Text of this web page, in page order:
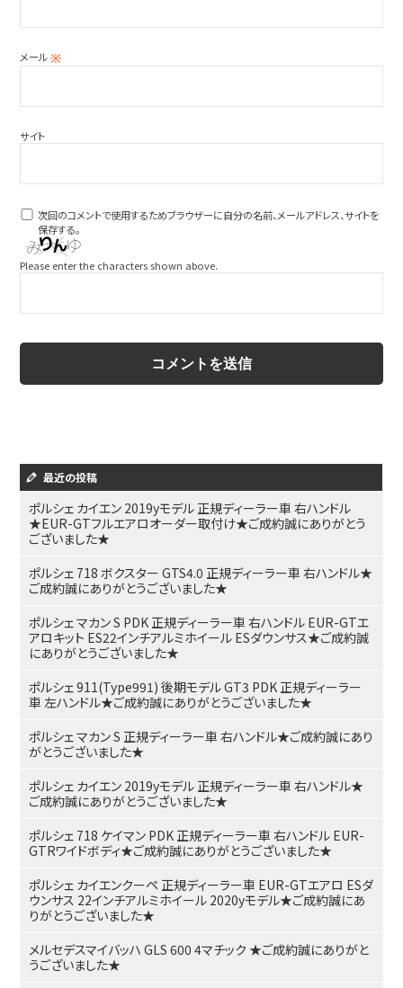
メール※
サイト
次回のコメントで使用するためブラウザーに自分の名前、メールアドレス、サイトを
保存する。
Please enter the characters shown above.
最近の投稿
ポルシェ カイエン 2019yモデル 正規ディーラー車 右ハンドル
★EUR-GTフルエアロオーダー取付け★ご成約誠にありがとう
ございました★
ポルシェ 718 ボクスター GTS4.0 正規ディーラー車 右ハンドル★
ご成約誠にありがとうございました★
ポルシェ マカン S PDK 正規ディーラー車 右ハンドル EUR-GTエ
アロキット ES22インチアルミホイール ESダウンサス★ご成約誠
にありがとうございました★
ポルシェ 911(Type991) 後期モデル GT3 PDK 正規ディーラー
車 左ハンドル★ご成約誠にありがとうございました★
ポルシェ マカン S 正規ディーラー車 右ハンドル★ご成約誠にあり
がとうございました★
ポルシェ カイエン 2019yモデル 正規ディーラー車 右ハンドル★
ご成約誠にありがとうございました★
ポルシェ 718 ケイマン PDK 正規ディーラー車 右ハンドル EUR-
GTRワイドボディ★ご成約誠にありがとうございました★
ポルシェ カイエンクーペ 正規ディーラー車 EUR-GTエアロ ESダ
ウンサス 22インチアルミホイール 2020yモデル★ご成約誠にあ
りがとうございました★
メルセデスマイバッハ GLS 600 4マチック ★ご成約誠にありがと
うございました★